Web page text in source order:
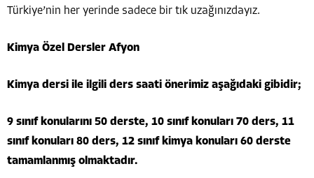
Türkiye’nin her yerinde sadece bir tık uzağınızdayız.
Kimya Özel Dersler Afyon
Kimya dersi ile ilgili ders saati önerimiz aşağıdaki gibidir;
9 sınıf konularını 50 derste, 10 sınıf konuları 70 ders, 11
sınıf konuları 80 ders, 12 sınıf kimya konuları 60 derste
tamamlanmış olmaktadır.